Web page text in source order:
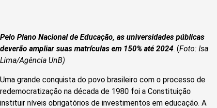
Pelo Plano Nacional de Educação, as universidades públicas
deverão ampliar suas matrículas em 150% até 2024. (Foto: Isa
Lima/Agência UnB)
Uma grande conquista do povo brasileiro com o processo de
redemocratização na década de 1980 foi a Constituição
instituir níveis obrigatórios de investimentos em educação. A